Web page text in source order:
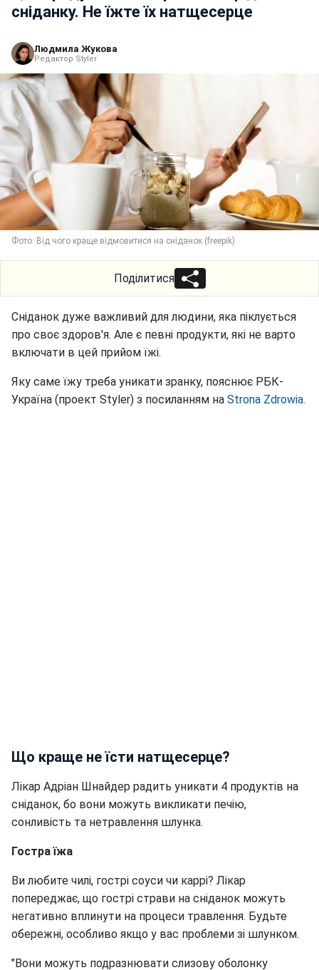
сніданку. Не їжте їх натщесерце
Людмила Жукова
Редактор Styler
Фото: Від чого краще відмовитися на сніданок (freepik)
Поділитися
Сніданок дуже важливий для людини, яка піклується
про своє здоров'я. Але є певні продукти, які не варто
включати в цей прийом їжі.
Яку саме їжу треба уникати зранку, пояснює РБК-
Україна (проект Styler) з посиланням на Strona Zdrowia.
Що краще не їсти натщесерце?
Лікар Адріан Шнайдер радить уникати 4 продуктів на
сніданок, бо вони можуть викликати печію,
сонливість та нетравлення шлунка.
Гостра їжа
Ви любите чилі, гострі соуси чи каррі? Лікар
попереджає, що гострі страви на сніданок можуть
негативно вплинути на процеси травлення. Будьте
обережні, особливо якщо у вас проблеми зі шлунком.
"Вони можуть подразнювати слизову оболонку